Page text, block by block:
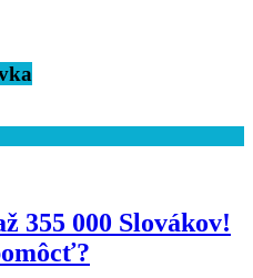
355 000 Slovákov!